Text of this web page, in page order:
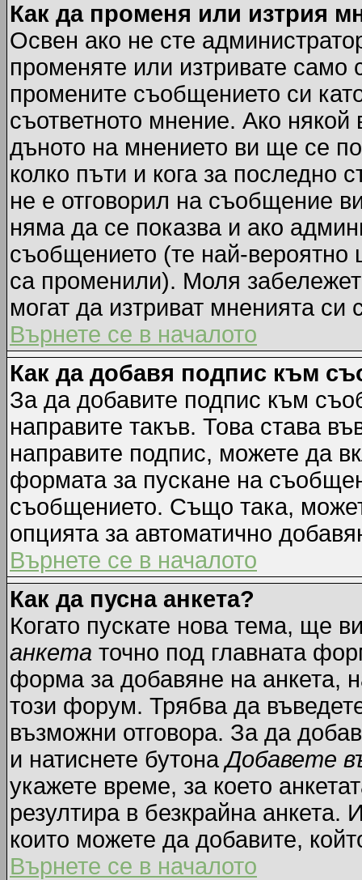
Как да променя или изтрия
Освен ако не сте
променяте или изтривате
промените съобщението си
съответното мнение. Ако
дъното на мнението ви ще се
колко пъти и кога за последно
не е отговорил на съобщение
няма да се показва и ако
съобщението (те най-
са променили). Моля
могат да изтриват мненията си
Върнете се в началото
Как да добавя подпис към
За да добавите подпис към
направите такъв. Това става
направите подпис, можете да
формата за пускане на
съобщението. Също така,
опцията за автоматично
Върнете се в началото
Как да пусна анкета?
Когато пускате нова тема, ще
анкета точно под главната
форма за добавяне на анкета,
този форум. Трябва да
възможни отговора. За да
и натиснете бутонаДобавете
укажете време, за което
резултира в безкрайна
които можете да добавите,
Върнете се в началото